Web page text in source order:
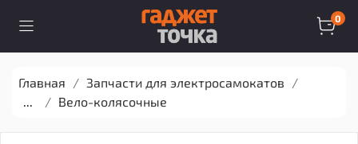
0
Главная
Запчасти для электросамокатов
...
Вело-колясочные